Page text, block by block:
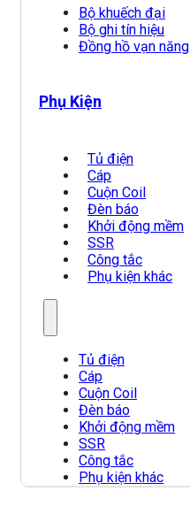
Bộ khuếch đại
Bộ ghi tín hiệu
Đồng hồ vạn năng
Phụ Kiện
Tủ điện
Cáp
Cuộn Coil
Đèn báo
Khởi động mềm
SSR
Công tắc
Phụ kiện khác
Tủ điện
Cáp
Cuộn Coil
Đèn báo
Khởi động mềm
SSR
Công tắc
Phụ kiện khác